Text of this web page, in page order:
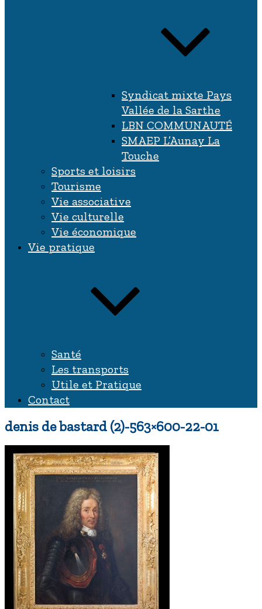
Syndicat mixte Pays
Vallée de la Sarthe
LBN COMMUNAUTÉ
SMAEP L’Aunay La
Touche
Sports et loisirs
Tourisme
Vie associative
Vie culturelle
Vie économique
Vie pratique
Santé
Les transports
Utile et Pratique
Contact
denis de bastard (2)-563×600-22-01